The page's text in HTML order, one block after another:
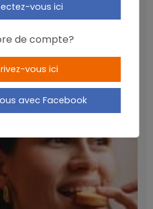
vous ici
de compte?
vous ici
avec Facebook